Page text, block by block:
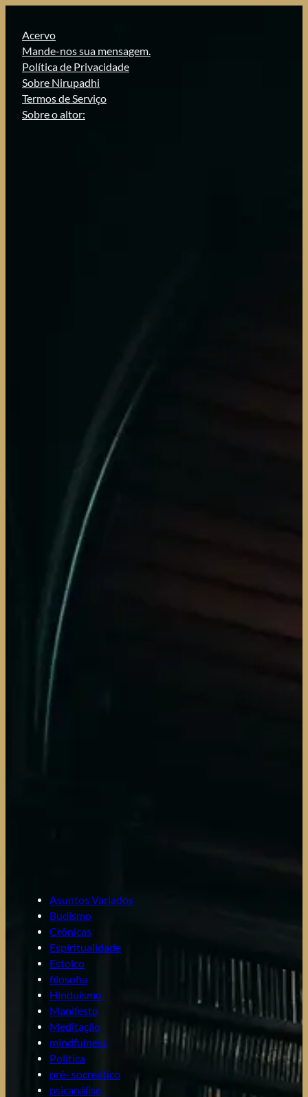
conteúdo
Acervo
Mande-nos sua mensagem.
Política de Privacidade
Sobre Nirupadhi
Termos de Serviço
Sobre o altor:
Asuntos Variados
Budismo
Crônicas
Espiritualidade
Estoico
filosofia
Hinduísmo
Manifesto
Meditação
mindfulness
Política
pré- socreático
psicanálise